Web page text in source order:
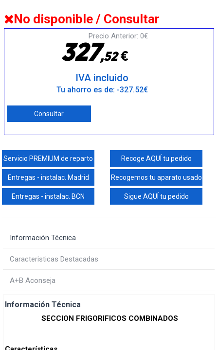
No disponible / Consultar
Precio Anterior: 0€
327,52€
IVA incluido
Tu ahorro es de: -327.52€
Consultar
Servicio PREMIUM de reparto Recoge AQUÍ tu pedido
Entregas - instalac. Madrid Recogemos tu aparato usado
Entregas - instalac. BCN Sigue AQUÍ tu pedido
Información Técnica
Caracteristicas Destacadas
A+B Aconseja
Información Técnica
SECCION FRIGORIFICOS COMBINADOS